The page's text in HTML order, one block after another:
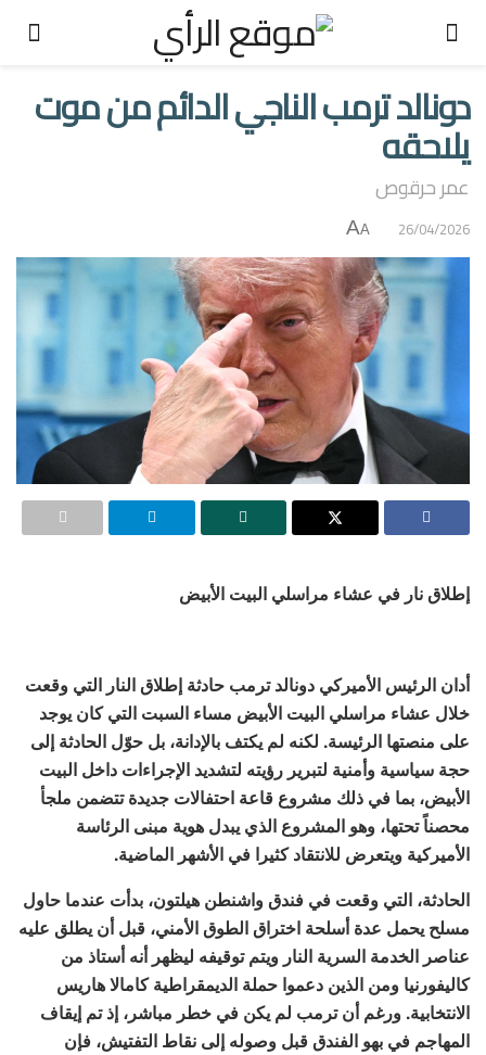
دونالد ترمب الناجي الدائم من موت
يلاحقه
عمر حرقوص
26/04/2026
A
A
إطلاق نار في عشاء مراسلي البيت الأبيض
أدان الرئيس الأميركي دونالد ترمب حادثة إطلاق النار التي وقعت
خلال عشاء مراسلي البيت الأبيض مساء السبت التي كان يوجد
على منصتها الرئيسة. لكنه لم يكتف بالإدانة، بل حوّل الحادثة إلى
حجة سياسية وأمنية لتبرير رؤيته لتشديد الإجراءات داخل البيت
الأبيض، بما في ذلك مشروع قاعة احتفالات جديدة تتضمن ملجأ
محصناً تحتها، وهو المشروع الذي يبدل هوية مبنى الرئاسة
الأميركية ويتعرض للانتقاد كثيرا في الأشهر الماضية.
الحادثة، التي وقعت في فندق واشنطن هيلتون، بدأت عندما حاول
مسلح يحمل عدة أسلحة اختراق الطوق الأمني، قبل أن يطلق عليه
عناصر الخدمة السرية النار ويتم توقيفه ليظهر أنه أستاذ من
كاليفورنيا ومن الذين دعموا حملة الديمقراطية كامالا هاريس
الانتخابية. ورغم أن ترمب لم يكن في خطر مباشر، إذ تم إيقاف
المهاجم في بهو الفندق قبل وصوله إلى نقاط التفتيش، فإن